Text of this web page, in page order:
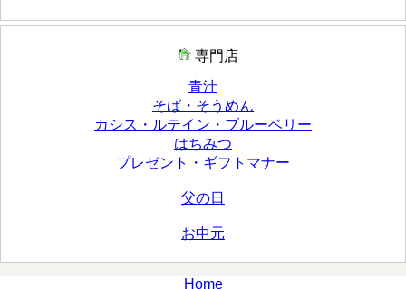
専門店
青汁
そば・そうめん
カシス・ルテイン・ブルーベリー
はちみつ
プレゼント・ギフトマナー
父の日
お中元
Home